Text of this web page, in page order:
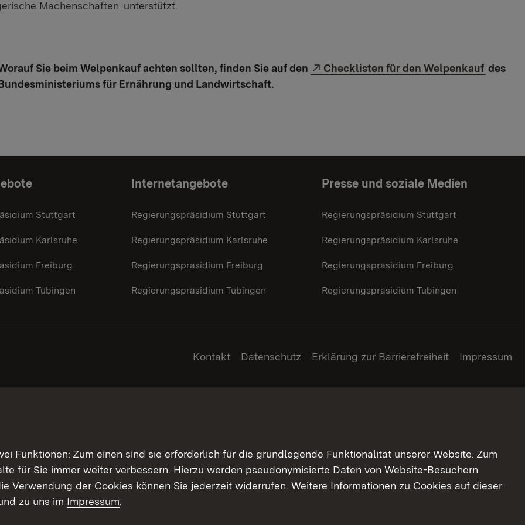
Machenschaften unterstützt.
Sie beim Welpenkauf achten sollten, finden Sie auf den Externer Link:
Checklisten für den Welpenkauf des
für Ernährung und Landwirtschaft.
Stuttgart
Karlsruhe
Freiburg
Tübingen
Internetangebote
Regierungspräsidium Stuttgart
Regierungspräsidium Karlsruhe
Regierungspräsidium Freiburg
Regierungspräsidium Tübingen
Presse und soziale Medien
Regierungspräsidium Stuttgart
Regierungspräsidium Karlsruhe
Regierungspräsidium Freiburg
Regierungspräsidium Tübingen
Kontakt Datenschutz Erklärung zur Barrierefreiheit Impressum
Funktionen: Zum einen sind sie erforderlich für die grundlegende Funktionalität unserer Website. Zum
für Sie immer weiter verbessern. Hierzu werden pseudonymisierte Daten von Website-Besuchern
Verwendung der Cookies können Sie jederzeit widerrufen. Weitere Informationen zu Cookies auf dieser
zu uns im Impressum.